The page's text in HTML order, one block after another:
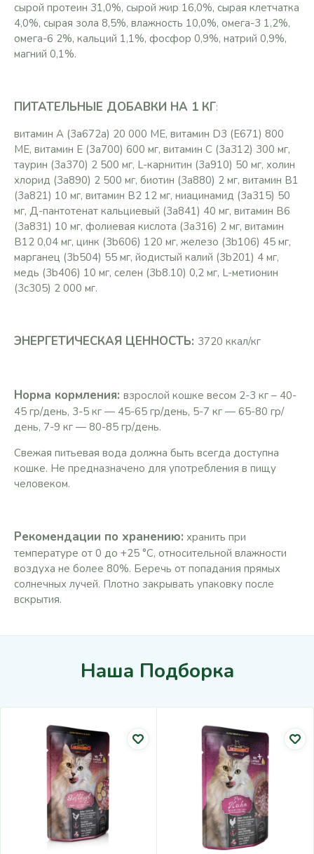
сырой протеин 31,0%, сырой жир 16,0%, сырая клетчатка
4,0%, сырая зола 8,5%, влажность 10,0%, омега-3 1,2%,
омега-6 2%, кальций 1,1%, фосфор 0,9%, натрий 0,9%,
магний 0,1%.
ПИТАТЕЛЬНЫЕ ДОБАВКИ НА 1 КГ:
витамин A (3a672a) 20 000 ME, витамин D3 (E671) 800
ME, витамин E (3a700) 600 мг, витамин C (3a312) 300 мг,
таурин (3a370) 2 500 мг, L-карнитин (3a910) 50 мг, холин
хлорид (3a890) 2 500 мг, биотин (3a880) 2 мг, витамин B1
(3a821) 10 мг, витамин B2 12 мг, ниацинамид (3a315) 50
мг, Д-пантотенат кальциевый (3a841) 40 мг, витамин B6
(3a831) 10 мг, фолиевая кислота (3a316) 2 мг, витамин
B12 0,04 мг, цинк (3b606) 120 мг, железо (3b106) 45 мг,
марганец (3b504) 55 мг, йодистый калий (3b201) 4 мг,
медь (3b406) 10 мг, селен (3b8.10) 0,2 мг, L-метионин
(3c305) 2 000 мг.
ЭНЕРГЕТИЧЕСКАЯ ЦЕННОСТЬ: 3720 ккал/кг
Норма кормления: взрослой кошке весом 2-3 кг – 40-
45 гр/день, 3-5 кг — 45-65 гр/день, 5-7 кг — 65-80 гр/
день, 7-9 кг — 80-85 гр/день.
Свежая питьевая вода должна быть всегда доступна
кошке. Не предназначено для употребления в пищу
человеком.
Рекомендации по хранению: хранить при
температуре от 0 до +25 °С, относительной влажности
воздуха не более 80%. Беречь от попадания прямых
солнечных лучей. Плотно закрывать упаковку после
вскрытия.
Наша Подборка